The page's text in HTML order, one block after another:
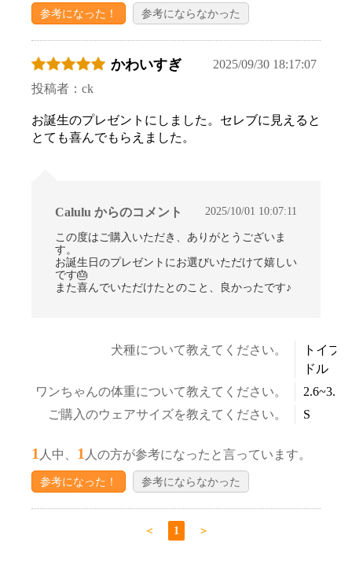
参考になった！ 参考にならなかった
かわいすぎ
2025/09/30 18:17:07
投稿者：ck
お誕生のプレゼントにしました。セレブに見えると
とても喜んでもらえました。
Calulu からのコメント 2025/10/01 10:07:11
この度はご購入いただき、ありがとうございま
す。
お誕生日のプレゼントにお選びいただけて嬉しい
です🎂
また喜んでいただけたとのこと、良かったです♪
犬種について教えてください。
トイプ
ドル
ワンちゃんの体重について教えてください。
ご購入のウェアサイズを教えてください。
S
1 人中、 1 人の方が参考になったと言っています。
参考になった！ 参考にならなかった
＜ 1 ＞